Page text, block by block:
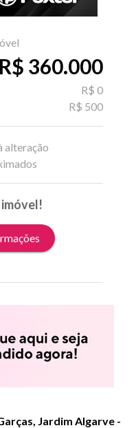
R$ 360.000
R$ 0
R$ 500
alteração
Jardim Algarve -